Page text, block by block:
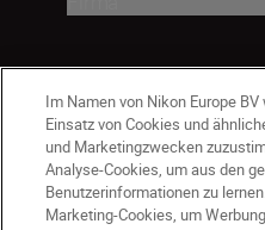
Im Namen von Nikon Europe
Einsatz von Cookies und
und Marketingzwecken
Analyse-Cookies, um aus den
Benutzerinformationen zu
Marketing-Cookies, um